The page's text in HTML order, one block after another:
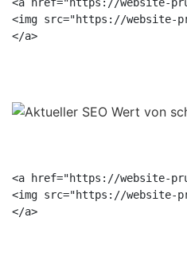
<img src="https://website-
<a href="https://website-
<img src="https://website-